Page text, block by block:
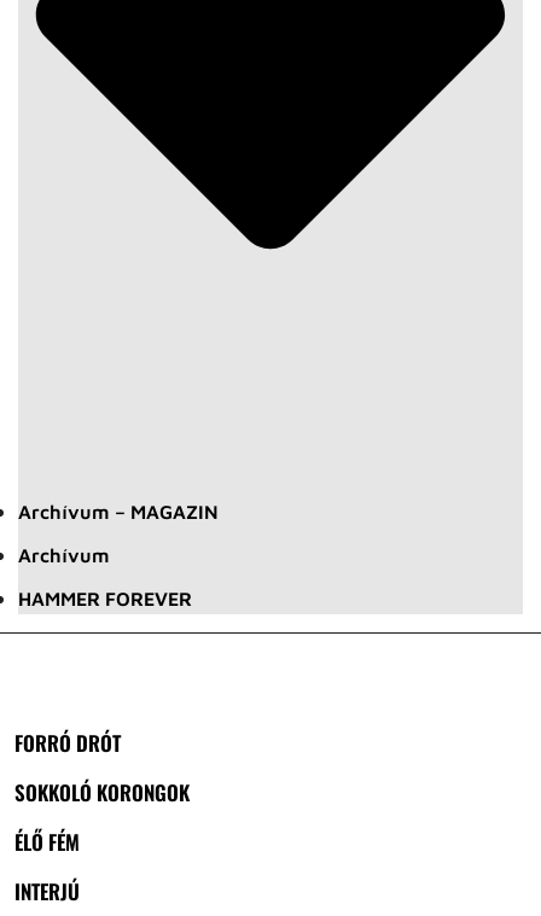
Archívum – MAGAZIN
Archívum
HAMMER FOREVER
FORRÓ DRÓT
SOKKOLÓ KORONGOK
ÉLŐ FÉM
INTERJÚ